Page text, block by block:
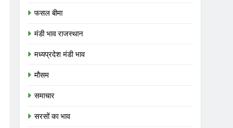
फसल बीमा
मंडी भाव राजस्थान
मध्यप्रदेश मंडी भाव
मौसम
समाचार
सरसों का भाव